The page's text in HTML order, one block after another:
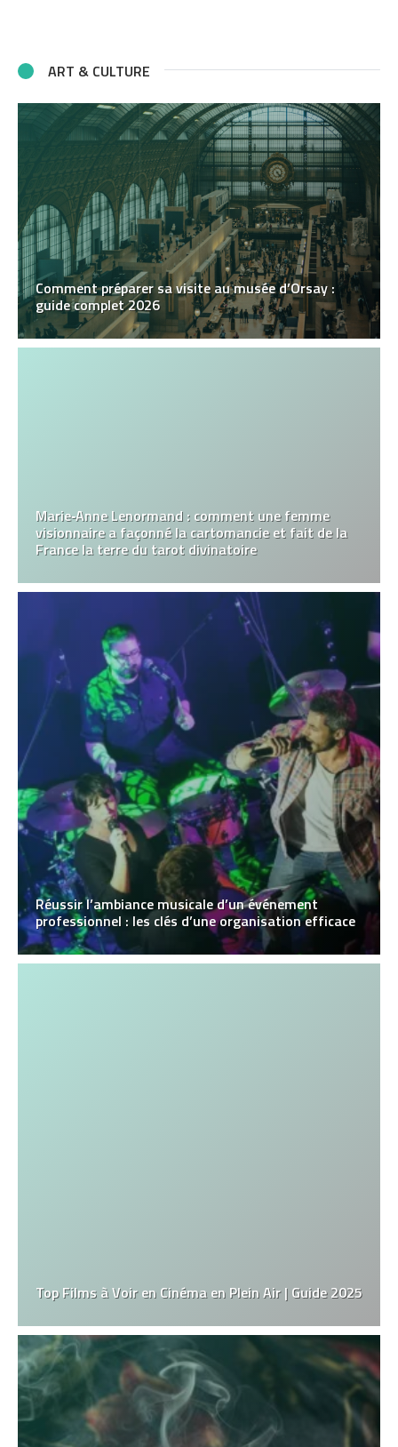
ART & CULTURE
Comment préparer sa visite au musée d’Orsay :
guide complet 2026
Marie‑Anne Lenormand : comment une femme
visionnaire a façonné la cartomancie et fait de la
France la terre du tarot divinatoire
Réussir l’ambiance musicale d’un événement
professionnel : les clés d’une organisation efficace
Top Films à Voir en Cinéma en Plein Air | Guide 2025